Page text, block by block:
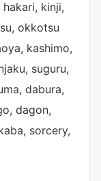
kinji,
okkotsu
kashimo,
suguru,
dabura,
dagon,
sorcery,